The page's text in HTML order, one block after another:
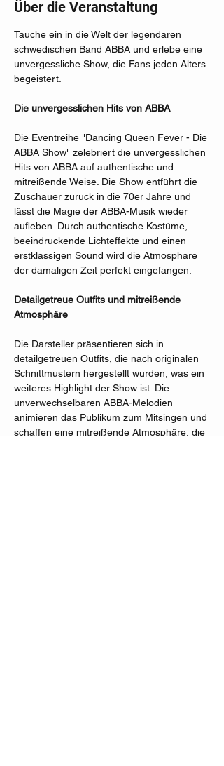
Über die Veranstaltung
Tauche ein in die Welt der legendären
schwedischen Band ABBA und erlebe eine
unvergessliche Show, die Fans jeden Alters
begeistert.
Die unvergesslichen Hits von ABBA
Die Eventreihe "Dancing Queen Fever - Die
ABBA Show" zelebriert die unvergesslichen
Hits von ABBA auf authentische und
mitreißende Weise. Die Show entführt die
Zuschauer zurück in die 70er Jahre und
lässt die Magie der ABBA-Musik wieder
aufleben. Durch authentische Kostüme,
beeindruckende Lichteffekte und einen
erstklassigen Sound wird die Atmosphäre
der damaligen Zeit perfekt eingefangen.
Detailgetreue Outfits und mitreißende
Atmosphäre
Die Darsteller präsentieren sich in
detailgetreuen Outfits, die nach originalen
Schnittmustern hergestellt wurden, was ein
weiteres Highlight der Show ist. Die
unverwechselbaren ABBA-Melodien
animieren das Publikum zum Mitsingen und
schaffen eine mitreißende Atmosphäre, die